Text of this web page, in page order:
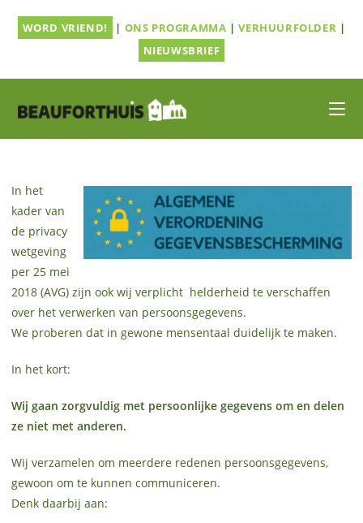
naarWORD VRIEND! | ONS PROGRAMMA |VERHUURFOLDER |
NIEUWSBRIEF
In het
kader van
de privacy
wetgeving
per 25 mei
2018 (AVG) zijn ook wij verplicht helderheid te verschaffen
over het verwerken van persoonsgegevens.
We proberen dat in gewone mensentaal duidelijk te maken.
In het kort:
Wij gaan zorgvuldig met persoonlijke gegevens om en delen
ze niet met anderen.
Wij verzamelen om meerdere redenen persoonsgegevens,
gewoon om te kunnen communiceren.
Denk daarbij aan: